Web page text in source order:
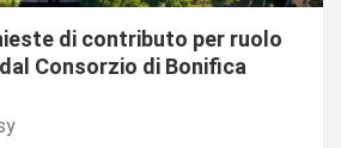
di contributo per ruolo
Consorzio di Bonifica